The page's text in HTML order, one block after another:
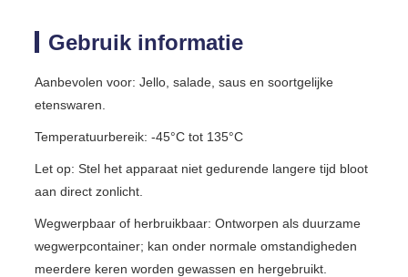
Gebruik informatie
Aanbevolen voor: Jello, salade, saus en soortgelijke
etenswaren.
Temperatuurbereik: -45°C tot 135°C
Let op: Stel het apparaat niet gedurende langere tijd bloot
aan direct zonlicht.
Wegwerpbaar of herbruikbaar: Ontworpen als duurzame
wegwerpcontainer; kan onder normale omstandigheden
meerdere keren worden gewassen en hergebruikt.